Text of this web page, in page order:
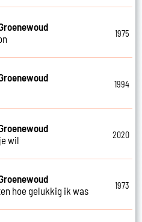
1975
1994
wil
2020
hoe gelukkig ik was
1973